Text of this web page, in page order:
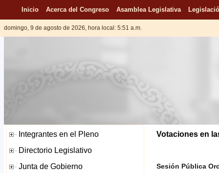
Inicio Acerca del Congreso Asamblea Legislativa
domingo, 9 de agosto de 2026, hora local: 5:51 a.m.
Votaciones en
Sesión Pública